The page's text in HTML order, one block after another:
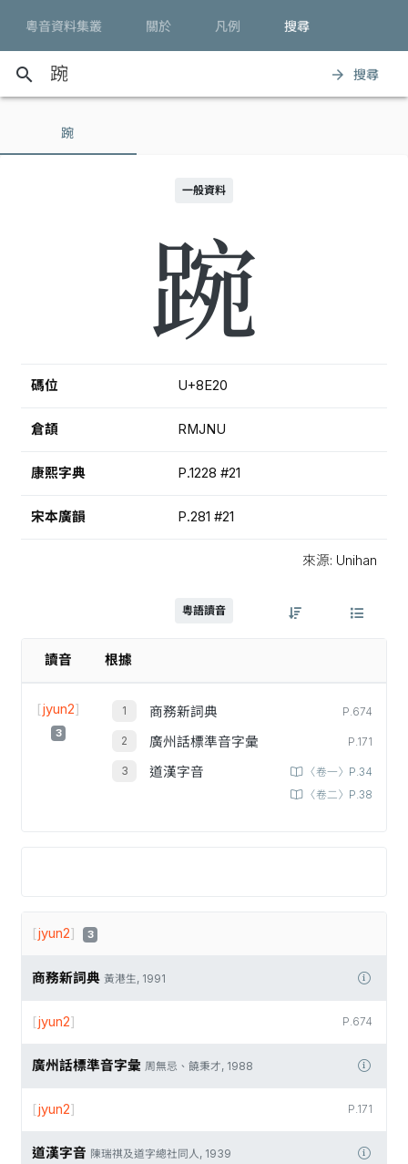
粵音資料集叢 關於 凡例 搜尋
search arrow_forward 搜尋
踠
一般資料
踠
碼位 U+8E20
倉頡 RMJNU
康熙字典 P.1228 #21
宋本廣韻 P.281 #21
來源: Unihan
粵語讀音
讀音 根據
[jyun2]
3
商務新詞典 P.674
廣州話標準音字彙 P.171
道漢字音
〈卷一〉P.34
〈卷二〉P.38
[jyun2] 3
商務新詞典 黃港生, 1991
P.674
[jyun2]
廣州話標準音字彙 周無忌、饒秉才, 1988
P.171
[jyun2]
道漢字音 陳瑞祺及道字總社同人, 1939